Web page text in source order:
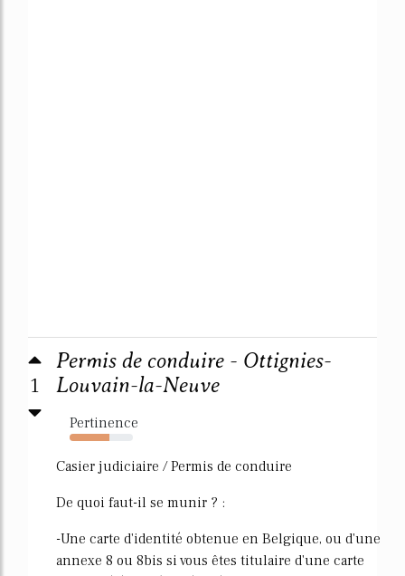
1
Permis de conduire - Ottignies-
Louvain-la-Neuve
Pertinence
63%
Casier judiciaire / Permis de conduire
De quoi faut-il se munir ? :
-Une carte d'identité obtenue en Belgique, ou d'une
annexe 8 ou 8bis si vous êtes titulaire d'une carte